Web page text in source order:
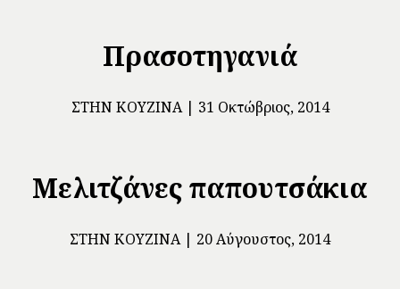
Πρασοτηγανιά
ΣΤΗΝ ΚΟΥΖΊΝΑ 31 Οκτώβριος, 2014
Μελιτζάνες παπουτσάκια
ΣΤΗΝ ΚΟΥΖΊΝΑ 20 Αύγουστος, 2014